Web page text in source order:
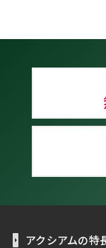
アクシアムの特